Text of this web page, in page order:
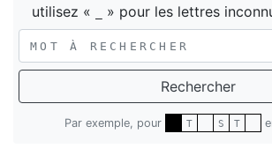
utilisez «
» pour les lettres
Rechercher
Par exemple, pour T S T